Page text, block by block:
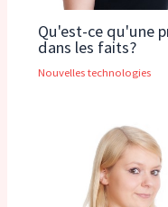
Qu'est-ce qu'une
dans les faits?
Nouvelles technologies